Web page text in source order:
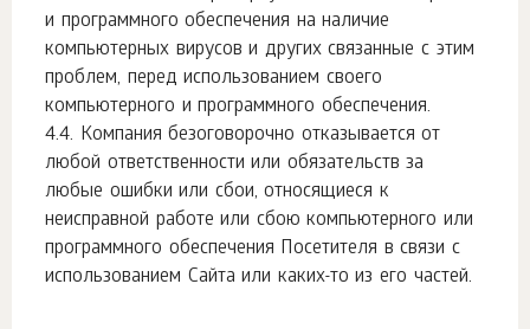
и программного обеспечения на наличие
компьютерных вирусов и других связанные с этим
проблем, перед использованием своего
компьютерного и программного обеспечения.
Компания безоговорочно отказывается от
любой ответственности или обязательств за
любые ошибки или сбои, относящиеся к
неисправной работе или сбою компьютерного или
программного обеспечения Посетителя в связи с
использованием Сайта или каких-то из его частей.